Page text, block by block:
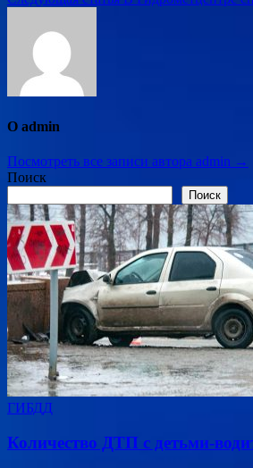
по
записям
О admin
Посмотреть все записи автора admin →
Поиск
Поиск
ГИБДД
Количество ДТП с детьми-